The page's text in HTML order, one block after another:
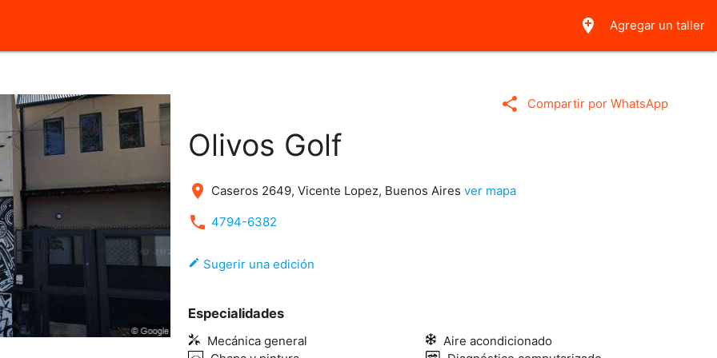
add_location Agregar un taller
share Compartir por WhatsApp
Olivos Golf
place Caseros 2649, Vicente Lopez, Buenos Airesver mapa
local_phone 4794-6382
edit Sugerir una edición
Especialidades
Mecánica general
Aire acondicionado